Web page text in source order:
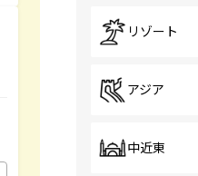
リゾート
アジア
中近東